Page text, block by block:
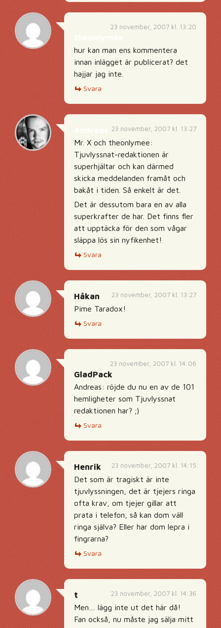
23 november, 2007 kl. 13:20
hur kan man ens kommentera
innan inlägget är publicerat? det
hajjar jag inte.
Svara
23 november, 2007 kl. 13:27
Mr. X och theonlymee:
Tjuvlyssnat-redaktionen är
superhjältar och kan därmed
skicka meddelanden framåt och
bakåt i tiden. Så enkelt är det.
Det är dessutom bara en av alla
superkrafter de har. Det finns fler
att upptäcka för den som vågar
släppa lös sin nyfikenhet!
Svara
23 november, 2007 kl. 13:27
Håkan
Pime Taradox!
Svara
23 november, 2007 kl. 14:06
GladPack
Andreas: röjde du nu en av de 101
hemligheter som Tjuvlyssnat
redaktionen har? ;)
Svara
23 november, 2007 kl. 14:15
Henrik
Det som är tragiskt är inte
tjuvlyssningen, det är tjejers ringa
ofta krav, om tjejer gillar att
prata i telefon, så kan dom väll
ringa själva? Eller har dom lepra i
fingrarna?
Svara
23 november, 2007 kl. 14:36
t
Men… lägg inte ut det här då!
Fan också, nu måste jag sälja mitt